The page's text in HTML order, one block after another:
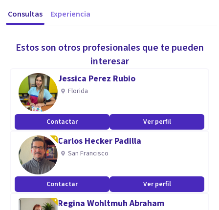
Consultas Experiencia
Estos son otros profesionales que te pueden
interesar
Jessica Perez Rubio
Florida
Contactar Ver perfil
Carlos Hecker Padilla
San Francisco
Contactar Ver perfil
Regina Wohltmuh Abraham